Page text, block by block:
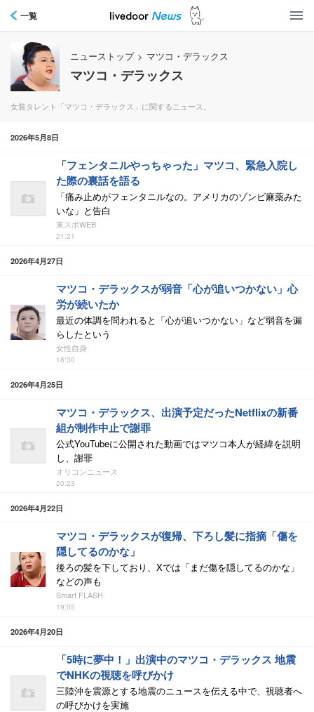
一覧
ニューストップ > マツコ・デラックス
マツコ・デラックス
女装タレント「マツコ・デラックス」に関するニュース。
2026年5月8日
「フェンタニルやっちゃった」マツコ、緊急入院し
た際の裏話を語る
「痛み止めがフェンタニルなの。アメリカのゾンビ麻薬みた
いな」と告白
東スポWEB
21:21
2026年4月27日
マツコ・デラックスが弱音「心が追いつかない」心
労が続いたか
最近の体調を問われると「心が追いつかない」など弱音を漏
らしたという
女性自身
18:30
2026年4月25日
マツコ・デラックス、出演予定だったNetflixの新番
組が制作中止で謝罪
公式YouTubeに公開された動画ではマツコ本人が経緯を説明
し、謝罪
オリコンニュース
20:23
2026年4月22日
マツコ・デラックスが復帰、下ろし髪に指摘「傷を
隠してるのかな」
後ろの髪を下しており、Xでは「まだ傷を隠してるのかな」
などの声も
Smart FLASH
19:05
2026年4月20日
「5時に夢中！」出演中のマツコ・デラックス 地震
でNHKの視聴を呼びかけ
三陸沖を震源とする地震のニュースを伝える中で、視聴者へ
の呼びかけを実施